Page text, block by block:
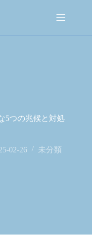
5つの兆候と対処
02-26 未分類